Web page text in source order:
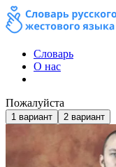
Словарь
О нас
Пожалуйста
1 вариант 2 вариант